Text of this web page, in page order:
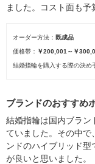
ました。コスト面も予
オーダー方法 既成品
価格帯 ￥200,001～￥
結婚指輪を購入する際の決め
ブランドのおすすめ
結婚指輪は国内ブラン
ていました。その中で
ンドのハイブリッド
が良いと思いました。